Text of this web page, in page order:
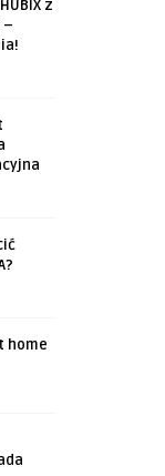
z
–
home